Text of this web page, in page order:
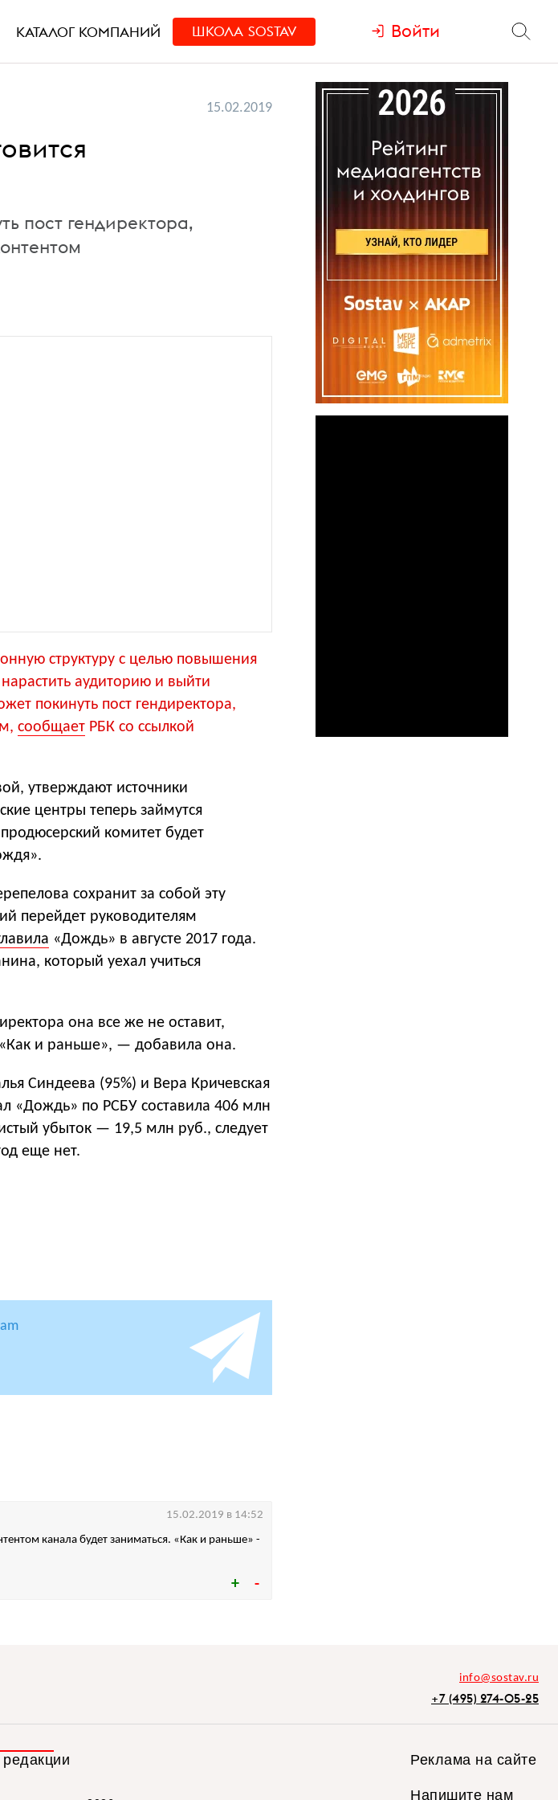
КАТАЛОГ КОМПАНИЙ ШКОЛА SOSTAV Войти
15.02.2019
пост гендиректора,
структуру с целью повышения
аудиторию и выйти
покинуть пост гендиректора,
сообщает РБК со ссылкой
утверждают источники
центры теперь займутся
комитет будет
сохранит за собой эту
перейдет руководителям
«Дождь» в августе 2017 года.
который уехал учиться
она все же не оставит,
и раньше», — добавила она.
Синдеева (95%) и Вера Кричевская
«Дождь» по РСБУ составила 406 млн
убыток — 19,5 млн руб., следует
еще нет.
канала будет заниматься. «Как и раньше» -
15.02.2019 в 14:52
info@sostav.ru
+7 (495) 274-05-25
Реклама на сайте
Напишите нам